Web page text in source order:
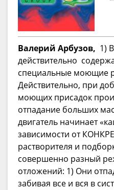
Валерий Арбузов, 1)
действительно
специальные моющие
Действительно, при
моющих присадок
отпадание больших
двигатель начинает
зависимости от
растворителя и
совершенно разный
отложений: 1) Они
забивая все и вся в